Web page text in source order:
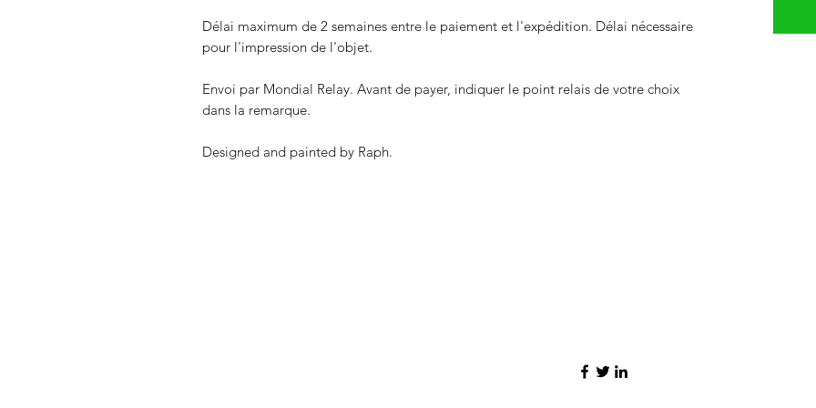
Délai maximum de 2 semaines entre le paiement et l'expédition. Délai nécessaire
pour l'impression de l'objet.
Envoi par Mondial Relay. Avant de payer, indiquer le point relais de votre choix
dans la remarque.
Designed and painted by Raph.